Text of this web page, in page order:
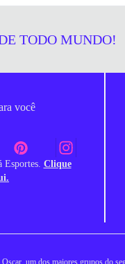
TODO MUNDO!
Esportes. Clique
um dos maiores grupos do